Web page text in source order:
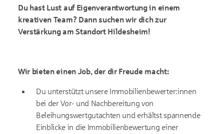
Du hast Lust auf Eigenverantwortung in einem
kreativen Team? Dann suchen wir dich zur
Verstärkung am Standort Hildesheim!
Wir bieten einen Job, der dir Freude macht:
Du unterstützt unsere Immobilienbewerter:innen
bei der Vor- und Nachbereitung von
Beleihungswertgutachten und erhältst spannende
Einblicke in die Immobilienbewertung einer